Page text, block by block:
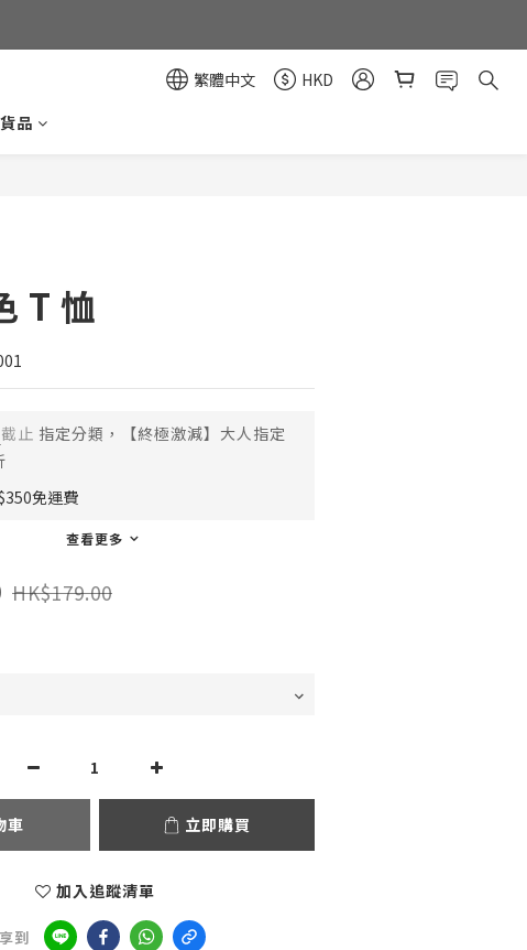
繁體中文
HKD
品
T 恤
截止 指定分類，【終極激減】大人指定
免運費
查看更多
HK$179.00
車 立即購買
加入追蹤清單
到